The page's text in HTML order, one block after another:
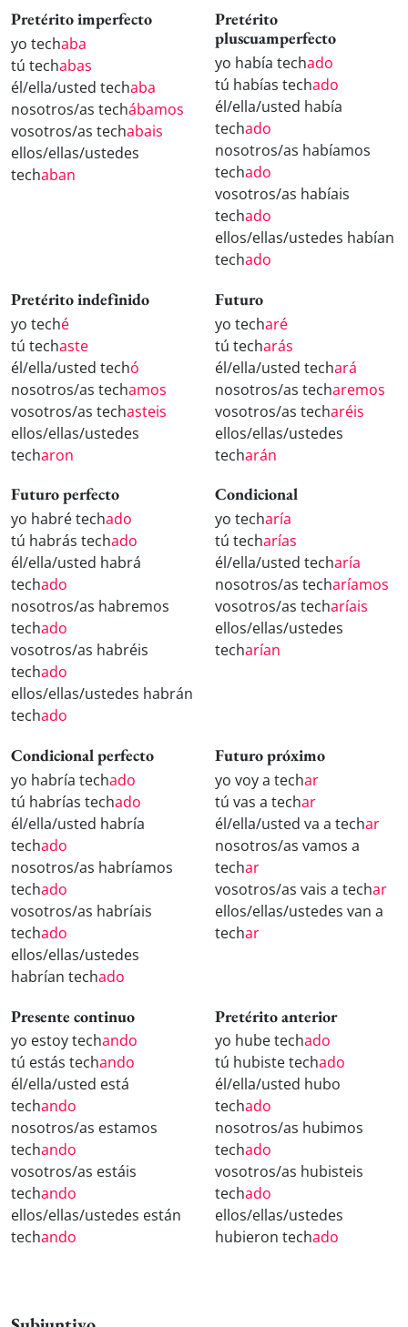
Pretérito imperfecto
yo techaba
tú techabas
él/ella/usted techaba
nosotros/as techábamos
vosotros/as techabais
ellos/ellas/ustedes
techaban
Pretérito
pluscuamperfecto
yo había techado
tú habías techado
él/ella/usted había
techado
nosotros/as habíamos
techado
vosotros/as habíais
techado
ellos/ellas/ustedes habían
techado
Pretérito indefinido
yo teché
tú techaste
él/ella/usted techó
nosotros/as techamos
vosotros/as techasteis
ellos/ellas/ustedes
techaron
Futuro
yo techaré
tú techarás
él/ella/usted techará
nosotros/as techaremos
vosotros/as techaréis
ellos/ellas/ustedes
techarán
Futuro perfecto
yo habré techado
tú habrás techado
él/ella/usted habrá
techado
nosotros/as habremos
techado
vosotros/as habréis
techado
ellos/ellas/ustedes habrán
techado
Condicional
yo techaría
tú techarías
él/ella/usted techaría
nosotros/as techaríamos
vosotros/as techaríais
ellos/ellas/ustedes
techarían
Condicional perfecto
yo habría techado
tú habrías techado
él/ella/usted habría
techado
nosotros/as habríamos
techado
vosotros/as habríais
techado
ellos/ellas/ustedes
habrían techado
Futuro próximo
yo voy a techar
tú vas a techar
él/ella/usted va a techar
nosotros/as vamos a
techar
vosotros/as vais a techar
ellos/ellas/ustedes van a
techar
Presente continuo
yo estoy techando
tú estás techando
él/ella/usted está
techando
nosotros/as estamos
techando
vosotros/as estáis
techando
ellos/ellas/ustedes están
techando
Pretérito anterior
yo hube techado
tú hubiste techado
él/ella/usted hubo
techado
nosotros/as hubimos
techado
vosotros/as hubisteis
techado
ellos/ellas/ustedes
hubieron techado